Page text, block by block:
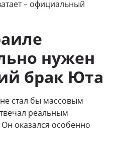
– официальный
нужен
брак Юта
стал бы массовым
реальным
оказался особенно